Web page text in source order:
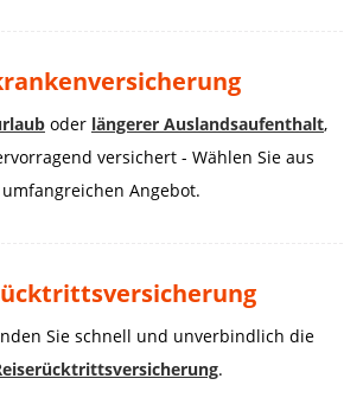
oder längerer Auslandsaufenthalt,
versichert - Wählen Sie aus
Angebot.
Sie schnell und unverbindlich die
.